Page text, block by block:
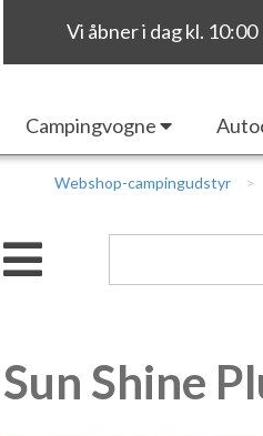
Vi åbner i dag kl. 10:00
Campingvogne
Webshop-campingudstyr
Sun Shine